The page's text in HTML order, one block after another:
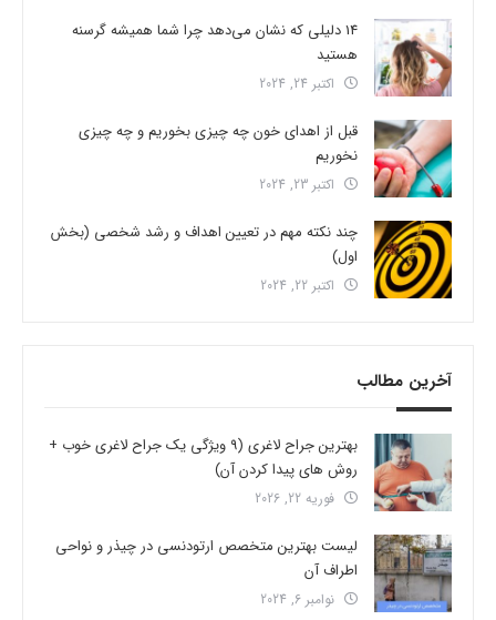
14 دلیلی که نشان می‌دهد چرا شما همیشه گرسنه
هستید
اکتبر 24, 2024
قبل از اهدای خون چه چیزی بخوریم و چه چیزی
نخوریم
اکتبر 23, 2024
چند نکته مهم در تعیین اهداف و رشد شخصی (بخش
اول)
اکتبر 22, 2024
آخرین مطالب
بهترین جراح لاغری (9 ویژگی یک جراح لاغری خوب +
روش های پیدا کردن آن)
فوریه 22, 2026
لیست بهترین متخصص ارتودنسی در چیذر و نواحی
اطراف آن
نوامبر 6, 2024